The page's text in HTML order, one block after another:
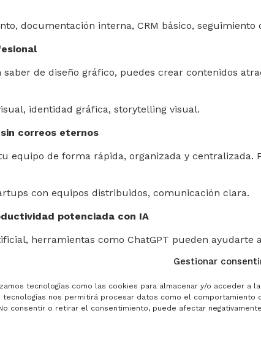
Gestionar
tecnologías como las cookies para almacenar y/o acceder a
nos permitirá procesar datos como el comportamiento
consentir o retirar el consentimiento, puede afectar
documentación interna, CRM básico, seguimiento
saber de diseño gráfico, puedes crear contenidos
identidad gráfica, storytelling visual.
correos eternos
equipo de forma rápida, organizada y
con equipos distribuidos, comunicación clara.
potenciada con IA
herramientas como ChatGPT pueden
en la nube
todo en un mismo ecosistema, en la nube y